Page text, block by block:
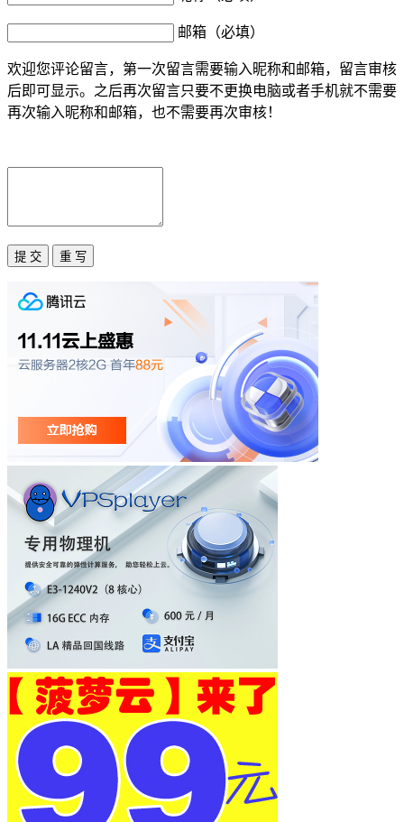
邮箱（必填）
欢迎您评论留言，第一次留言需要输入昵称和邮箱，留言审核
后即可显示。之后再次留言只要不更换电脑或者手机就不需要
再次输入昵称和邮箱，也不需要再次审核！